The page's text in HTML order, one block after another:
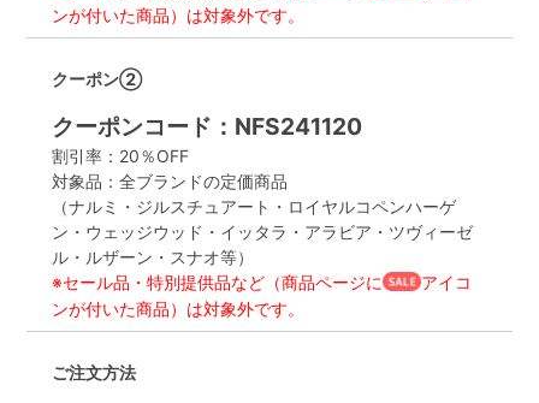
ンが付いた商品）は対象外です。
クーポン②
クーポンコード：NFS241120
割引率：20％OFF
対象品：全ブランドの定価商品
（ナルミ・ジルスチュアート・ロイヤルコペンハーゲ
ン・ウェッジウッド・イッタラ・アラビア・ツヴィーゼ
ル・ルザーン・スナオ等）
※セール品・特別提供品など（商品ページに
アイコ
ンが付いた商品）は対象外です。
ご注文方法